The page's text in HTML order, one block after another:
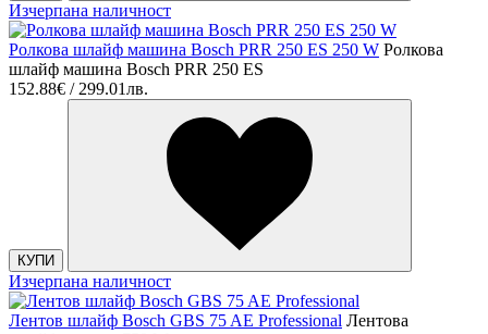
Изчерпана наличност
Ролкова шлайф машина Bosch PRR 250 ES 250 W Ролкова
шлайф машина Bosch PRR 250 ES
152.88€ / 299.01лв.
КУПИ
Изчерпана наличност
Лентов шлайф Bosch GBS 75 AE Professional Лентова